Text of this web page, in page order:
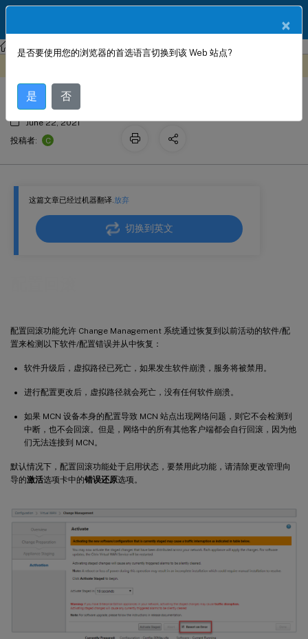
Citrix SD-WAN Citrix SD-WAN 11.2
这篇文章已经过机器翻译.放弃
切换到英文
配置回滚功能允许 Change Management 系统通过恢复到以前活动的软件/配
置来检测以下软件/配置错误并从中恢复：
软件升级后，虚拟路径已死亡，如果发生软件崩溃，服务将被禁用。
进行配置更改后，虚拟路径就会死亡，没有任何软件崩溃。
如果 MCN 设备本身的配置导致 MCN 站点出现网络问题，则它不会检测到
中断，也不会回滚。但是，网络中的所有其他客户端都会自行回滚，因为他
们无法连接到 MCN。
默认情况下，配置回滚功能处于启用状态，要禁用此功能，请清除更改管理向
导的激活选项卡中的错误还原选项。
配置回滚
June 22, 2021
投稿者:
C
×
是否要使用您的浏览器的首选语言切换到该 Web 站点?
是 否